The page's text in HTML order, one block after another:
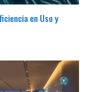
en Uso y